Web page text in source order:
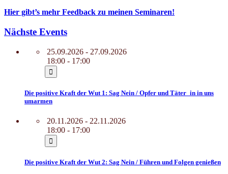
Hier gibt’s mehr Feedback zu meinen Seminaren!
Nächste Events
25.09.2026 - 27.09.2026
18:00 - 17:00
Die positive Kraft der Wut 1: Sag Nein / Opfer und Täter_in in uns
umarmen
20.11.2026 - 22.11.2026
18:00 - 17:00
Die positive Kraft der Wut 2: Sag Nein / Führen und Folgen genießen